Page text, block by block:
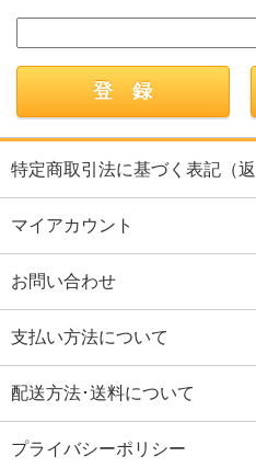
特定商取引法に基づく表記（返
マイアカウント
お問い合わせ
支払い方法について
配送方法･送料について
プライバシーポリシー